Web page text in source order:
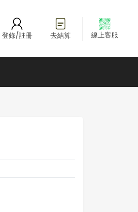
登錄/註冊 去結算 線上客服